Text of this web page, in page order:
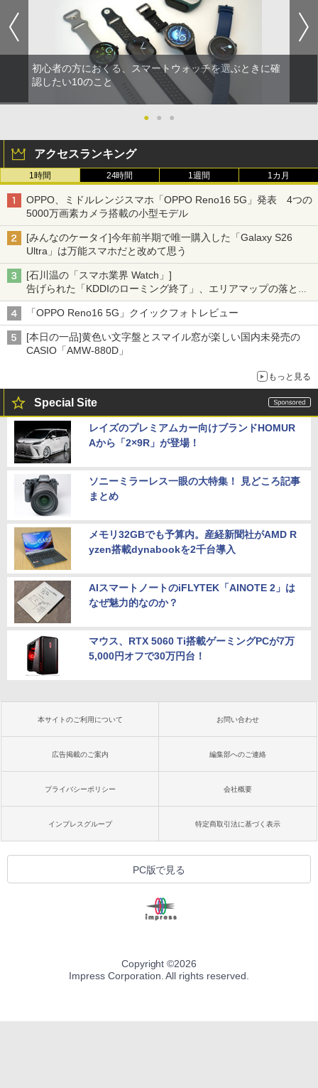
初心者の方におくる、スマートウォッチを選ぶときに確
認したい10のこと
● ● ●
アクセスランキング
1時間 24時間 1週間 1カ月
OPPO、ミドルレンジスマホ「OPPO Reno16 5G」発表 4つの
5000万画素カメラ搭載の小型モデル
[みんなのケータイ]今年前半期で唯一購入した「Galaxy S26
Ultra」は万能スマホだと改めて思う
[石川温の「スマホ業界 Watch」]
告げられた「KDDIのローミング終了」、エリアマップの落とし
穴と楽天モバイルの課題
「OPPO Reno16 5G」クイックフォトレビュー
[本日の一品]黄色い文字盤とスマイル窓が楽しい国内未発売の
CASIO「AMW-880D」
もっと見る
Special Site
レイズのプレミアムカー向けブランドHOMUR
Aから「2×9R」が登場！
ソニーミラーレス一眼の大特集！ 見どころ記事
まとめ
メモリ32GBでも予算内。産経新聞社がAMD R
yzen搭載dynabookを2千台導入
AIスマートノートのiFLYTEK「AINOTE 2」は
なぜ魅力的なのか？
マウス、RTX 5060 Ti搭載ゲーミングPCが7万
5,000円オフで30万円台！
本サイトのご利用について お問い合わせ
広告掲載のご案内 編集部へのご連絡
プライバシーポリシー 会社概要
インプレスグループ 特定商取引法に基づく表示
PC版で見る
Copyright ©2026
Impress Corporation. All rights reserved.